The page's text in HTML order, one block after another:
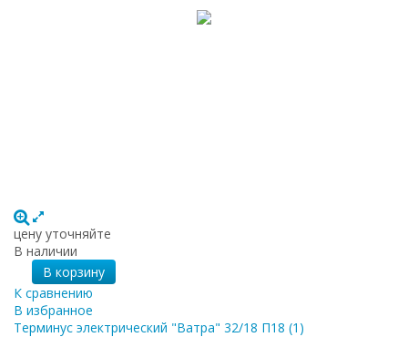
цену уточняйте
В наличии
В корзину
К сравнению
В избранное
Терминус электрический "Ватра" 32/18 П18 (1)